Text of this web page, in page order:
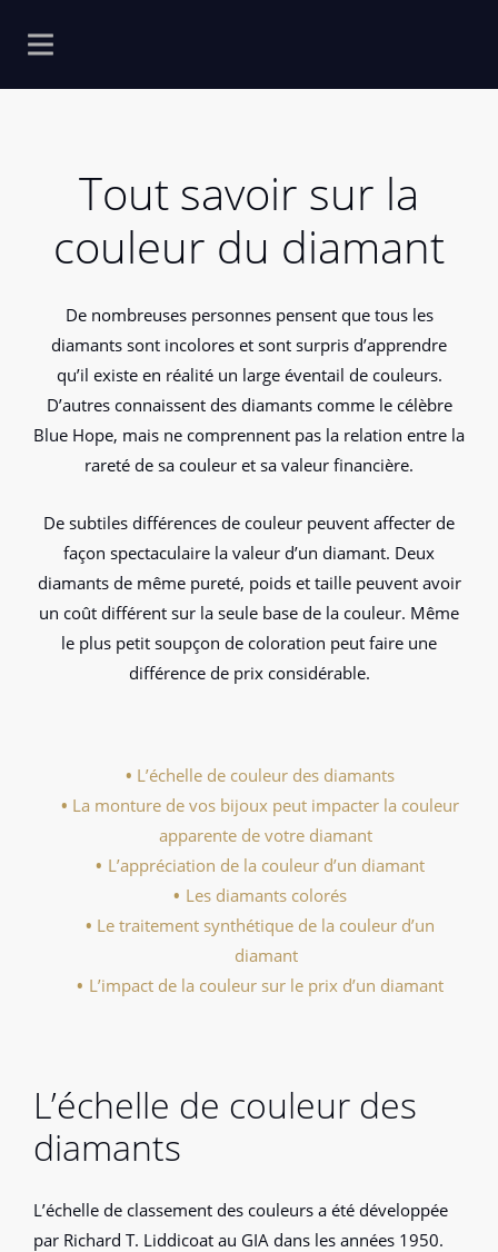
Tout savoir sur la
couleur du diamant
De nombreuses personnes pensent que tous les
diamants sont incolores et sont surpris d’apprendre
qu’il existe en réalité un large éventail de couleurs.
D’autres connaissent des diamants comme le célèbre
Blue Hope, mais ne comprennent pas la relation entre la
rareté de sa couleur et sa valeur financière.
De subtiles différences de couleur peuvent affecter de
façon spectaculaire la valeur d’un diamant. Deux
diamants de même pureté, poids et taille peuvent avoir
un coût différent sur la seule base de la couleur. Même
le plus petit soupçon de coloration peut faire une
différence de prix considérable.
L’échelle de couleur des diamants
La monture de vos bijoux peut impacter la couleur
apparente de votre diamant
L’appréciation de la couleur d’un diamant
Les diamants colorés
Le traitement synthétique de la couleur d’un
diamant
L’impact de la couleur sur le prix d’un diamant
L’échelle de couleur des
diamants
L’échelle de classement des couleurs a été développée
par Richard T. Liddicoat au GIA dans les années 1950.